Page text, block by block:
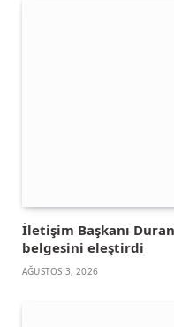
İletişim Başkanı
belgesini eleştirdi
AĞUSTOS 3, 2026